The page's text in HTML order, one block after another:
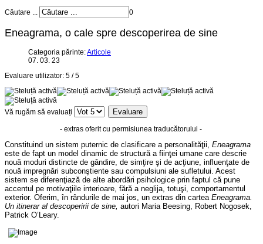
Căutare ... 0
Eneagrama, o cale spre descoperirea de sine
Categoria părinte:Articole
07. 03. 23
Evaluare utilizator: 5 /5
Vă rugăm să evaluați
- extras oferit cu permisiunea traducătorului -
Constituind un sistem puternic de clasificare a personalităţii, Eneagrama
este de fapt un model dinamic de structură a fiinţei umane care descrie
nouă moduri distincte de gândire, de simţire şi de acţiune, influenţate de
nouă impregnări subconştiente sau compulsiuni ale sufletului. Acest
sistem se diferenţiază de alte abordări psihologice prin faptul că pune
accentul pe motivaţiile interioare, fără a neglija, totuşi, comportamentul
exterior. Oferim, în rândurile de mai jos, un extras din cartea Eneagrama.
Un itinerar al descoperirii de sine, autori Maria Beesing, Robert Nogosek,
Patrick O’Leary.